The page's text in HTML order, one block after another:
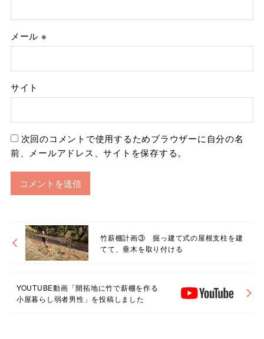
メール ※
サイト
次回のコメントで使用するためブラウザーに自分の名
前、メールアドレス、サイトを保存する。
竹薪棚計画③ 掘っ建て式の屋根支柱を建
てて、垂木を取り付ける
YOUTUBE動画「開拓地に竹で薪棚を作る
小屋暮らし弱者男性」を投稿しました